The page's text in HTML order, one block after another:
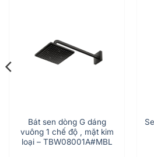
Bát sen dòng G dáng
vuông 1 chế độ , mặt kim
loại – TBW08001A#MBL